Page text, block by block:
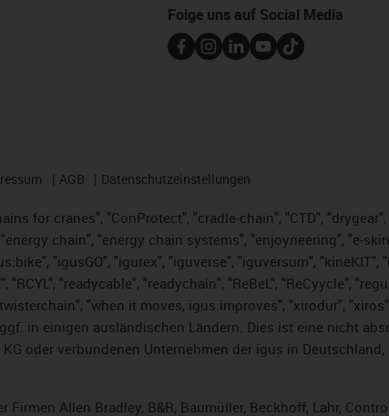
Folge uns auf Social Media
AGB Datenschutzeinstellungen
for cranes", "ConProtect", "cradle-chain", "CTD",
chain", "energy chain systems", "enjoyneering", "e-
"igusGO", "igutex", "iguverse", "iguversum",
"readycable", "readychain", "ReBeL", "ReCyycle",
"when it moves, igus improves", "xirodur",
in einigen ausländischen Ländern. Dies ist eine nicht
oder verbundenen Unternehmen der igus in
Allen Bradley, B&R, Baumüller, Beckhoff, Lahr,